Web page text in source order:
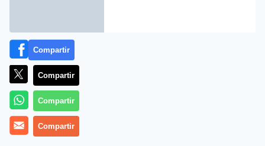
Más información
Compartir
Compartir
Compartir
Compartir